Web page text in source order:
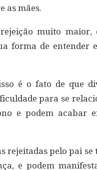
as mães.
muito
forma de entender
é o fato de que
para se
e podem acabar
rejeitadas pelo pai
e podem